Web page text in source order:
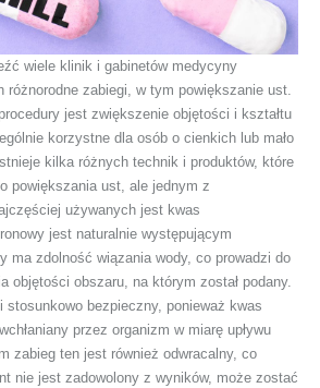
wiele klinik i gabinetów medycyny
różnorodne zabiegi, w tym powiększanie ust.
jest zwiększenie objętości i kształtu
korzystne dla osób o cienkich lub mało
kilka różnych technik i produktów, które
powiększania ust, ale jednym z
używanych jest kwas
jest naturalnie występującym
ma zdolność wiązania wody, co prowadzi do
objętości obszaru, na którym został podany.
bezpieczny, ponieważ kwas
przez organizm w miarę upływu
zabieg ten jest również odwracalny, co
nie jest zadowolony z wyników, może zostać